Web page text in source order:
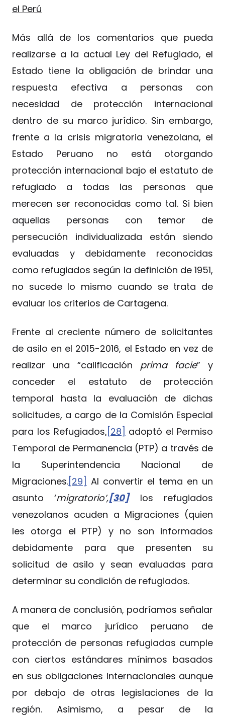
el Perú
Más allá de los comentarios que pueda
realizarse a la actual Ley del Refugiado, el
Estado tiene la obligación de brindar una
respuesta efectiva a personas con
necesidad de protección internacional
dentro de su marco jurídico. Sin embargo,
frente a la crisis migratoria venezolana, el
Estado Peruano no está otorgando
protección internacional bajo el estatuto de
refugiado a todas las personas que
merecen ser reconocidas como tal. Si bien
aquellas personas con temor de
persecución individualizada están siendo
evaluadas y debidamente reconocidas
como refugiados según la definición de 1951,
no sucede lo mismo cuando se trata de
evaluar los criterios de Cartagena.
Frente al creciente número de solicitantes
de asilo en el 2015-2016, el Estado en vez de
realizar una “calificación prima facie” y
conceder el estatuto de protección
temporal hasta la evaluación de dichas
solicitudes, a cargo de la Comisión Especial
para los Refugiados, [28] adoptó el Permiso
Temporal de Permanencia (PTP) a través de
la Superintendencia Nacional de
Migraciones.[29] Al convertir el tema en un
asunto ‘migratorio’,[30]los refugiados
venezolanos acuden a Migraciones (quien
les otorga el PTP) y no son informados
debidamente para que presenten su
solicitud de asilo y sean evaluadas para
determinar su condición de refugiados.
A manera de conclusión, podríamos señalar
que el marco jurídico peruano de
protección de personas refugiadas cumple
con ciertos estándares mínimos basados
en sus obligaciones internacionales aunque
por debajo de otras legislaciones de la
región. Asimismo, a pesar de la